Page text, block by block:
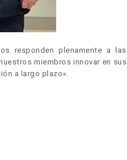
responden plenamente a las
miembros innovar en sus
a largo plazo».